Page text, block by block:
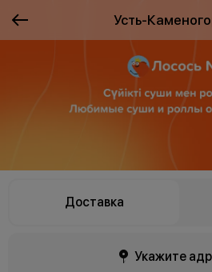
Усть-
Доставка
Укажите